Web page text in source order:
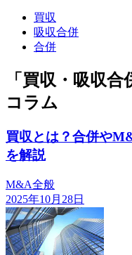
買収
吸収合併
合併
「買収・吸収
コラム
買収とは？合併や
を解説
M&A全般
2025年10月28日